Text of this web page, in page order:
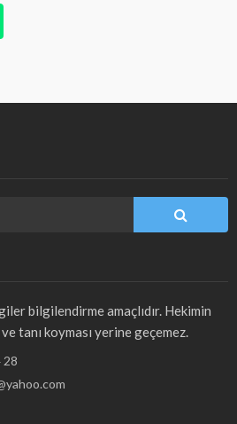
bilgilendirme amaçlıdır. Hekimin
tanı koyması yerine geçemez.
28